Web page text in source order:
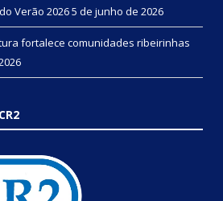
Verão 20265 de junho de 2026
fortalece comunidades ribeirinhas